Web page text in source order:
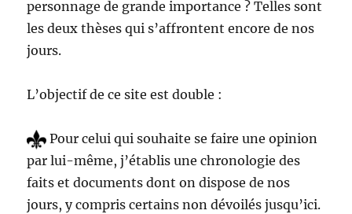
personnage de grande importance ? Telles sont
les deux thèses qui s’affrontent encore de nos
jours.
L’objectif de ce site est double :
Pour celui qui souhaite se faire une opinion
par lui-même, j’établis une chronologie des
faits et documents dont on dispose de nos
jours, y compris certains non dévoilés jusqu’ici.